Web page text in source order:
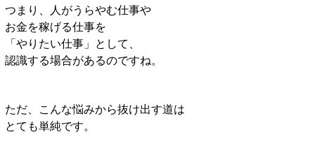
つまり、人がうらやむ仕事や
お金を稼げる仕事を
「やりたい仕事」として、
認識する場合があるのですね。
ただ、こんな悩みから抜け出す道は
とても単純です。